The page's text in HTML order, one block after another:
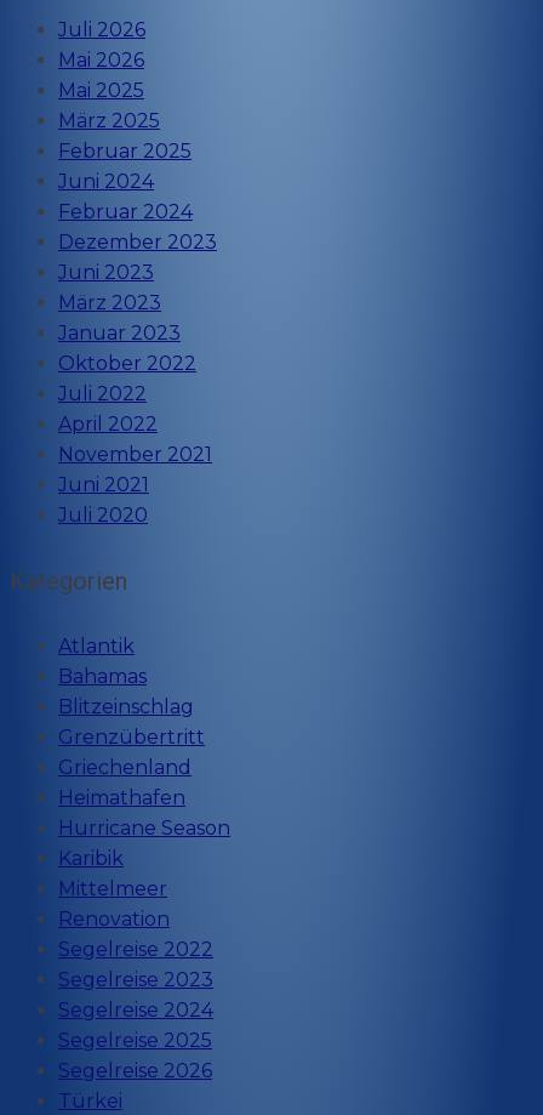
Juli 2026
Mai 2026
Mai 2025
März 2025
Februar 2025
Juni 2024
Februar 2024
Dezember 2023
Juni 2023
März 2023
Januar 2023
Oktober 2022
Juli 2022
April 2022
November 2021
Juni 2021
Juli 2020
Kategorien
Atlantik
Bahamas
Blitzeinschlag
Grenzübertritt
Griechenland
Heimathafen
Hurricane Season
Karibik
Mittelmeer
Renovation
Segelreise 2022
Segelreise 2023
Segelreise 2024
Segelreise 2025
Segelreise 2026
Türkei